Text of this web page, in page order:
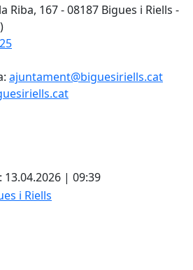
Riba, 167 - 08187 Bigues i Riells -
ajuntament@biguesiriells.cat
| 09:39
i Riells